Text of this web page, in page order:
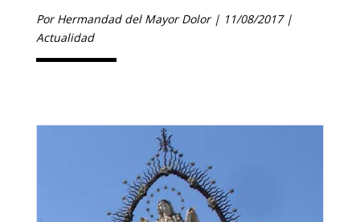
porHermandad del Mayor Dolor| 11/08/2017|
Actualidad